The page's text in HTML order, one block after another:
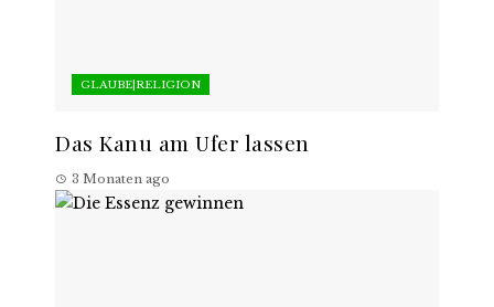
GLAUBE|RELIGION
Das Kanu am Ufer lassen
3 Monaten ago